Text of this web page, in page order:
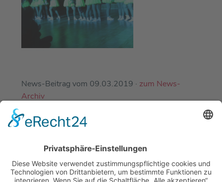
News-Beitrag vom 09.03.2019 · zum News-
Archiv
EINE ABTEILUNG DES
DJK-SV MIRSKOFEN E.V.